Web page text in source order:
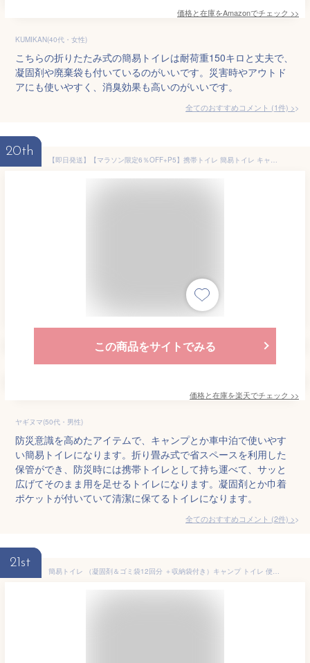
価格と在庫をAmazonでチェック >>
KUMIKAN(40代・女性)
こちらの折りたたみ式の簡易トイレは耐荷重150キロと丈夫で、
凝固剤や廃棄袋も付いているのがいいです。災害時やアウトド
アにも使いやすく、消臭効果も高いのがいいです。
全てのおすすめコメント (1件) >
20th
【即日発送】【マラソン限定6％OFF+P5】携帯トイレ 簡易トイレ キャンプ トイレ 便座 非常用 車中泊 グッズ 防災トイレ 折りたたみ 緊急用 キャンプ 災害 ハイキング 旅行 処理袋12個 巾着ポケット付 アウトドア 車 凝固剤 非常用トイレ 尿
この商品をサイトでみる
価格と在庫を楽天でチェック >>
ヤギヌマ(50代・男性)
防災意識を高めたアイテムで、キャンプとか車中泊で使いやす
い簡易トイレになります。折り畳み式で省スペースを利用した
保管ができ、防災時には携帯トイレとして持ち運べて、サッと
広げてそのまま用を足せるトイレになります。凝固剤とか巾着
ポケットが付いていて清潔に保てるトイレになります。
全てのおすすめコメント (2件) >
21st
簡易トイレ （凝固剤＆ゴミ袋12回分 ＋収納袋付き）キャンプ トイレ 便座 非常用 車中泊 グッズ 防災トイレ 折りたたみ 緊急トイレ キャンプ 災害 ハイキング 旅行 アウトドア 車 凝固剤 非常用トイレ 尿 災害用 地震 津波 防災トイレ ポータブルトイレ キャンプ/渋滞にも使える 軽量 折畳み式 携帯 トイレ 洗えるプラスチック 耐荷重150kg 仮設 防災 トイレ （ブラック）